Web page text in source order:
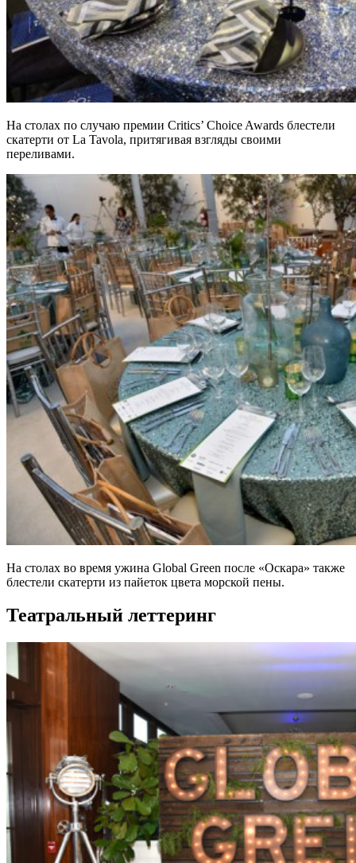
На столах по случаю премии Critics’ Choice Awards блестели
скатерти от La Tavola, притягивая взгляды своими
переливами.
На столах во время ужина Global Green после «Оскара» также
блестели скатерти из пайеток цвета морской пены.
Театральный леттеринг